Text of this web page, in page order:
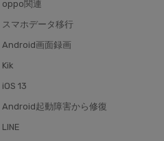
oppo関連
スマホデータ移行
Android画面録画
Kik
iOS 13
Android起動障害から修復
LINE